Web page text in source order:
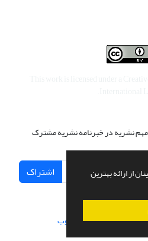
از ارائه بهترین
مهم نشریه در خبرنامه نشریه مشترک
اشتراک
و پیاده سازی از سیناوب